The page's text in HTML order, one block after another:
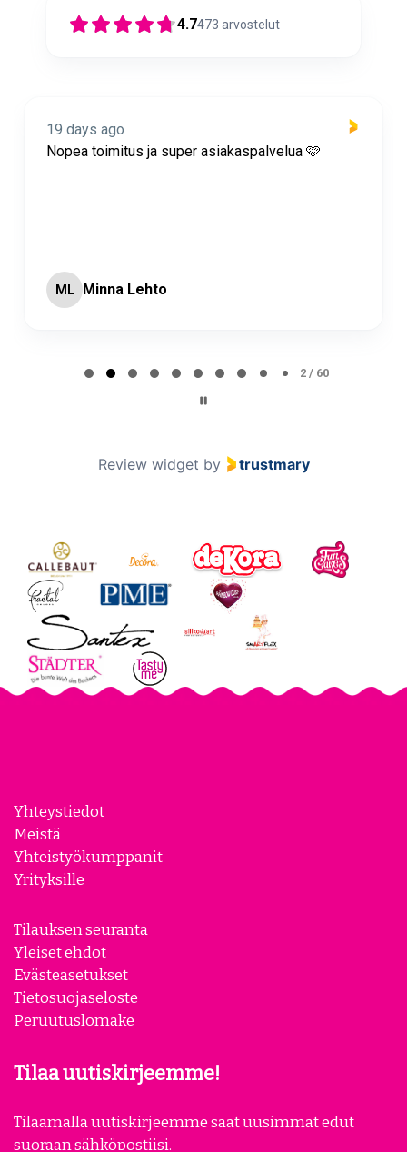
4.7473 arvostelut
19 days ago
Nopea toimitus ja super asiakaspalvelua 🩷
ML Minna Lehto
2 / 60
Review widget by trustmary
Yhteystiedot
Meistä
Yhteistyökumppanit
Yrityksille
Tilauksen seuranta
Yleiset ehdot
Evästeasetukset
Tietosuojaseloste
Peruutuslomake
Tilaa uutiskirjeemme!
Tilaamalla uutiskirjeemme saat uusimmat edut
suoraan sähköpostiisi.